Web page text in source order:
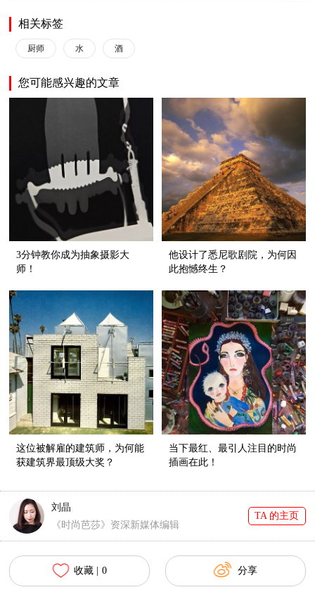
相关标签
厨师 水 酒
您可能感兴趣的文章
3分钟教你成为抽象摄影大
师！
他设计了悉尼歌剧院，为何因
此抱憾终生？
这位被解雇的建筑师，为何能
获建筑界最顶级大奖？
当下最红、最引人注目的时尚
插画在此！
刘晶
《时尚芭莎》资深新媒体编辑
TA 的主页
收藏 | 0 分享